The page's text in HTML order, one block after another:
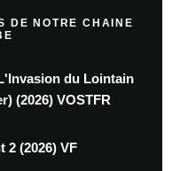
DE NOTRE CHAINE
du Lointain
(2026) VOSTFR
2 (2026) VF